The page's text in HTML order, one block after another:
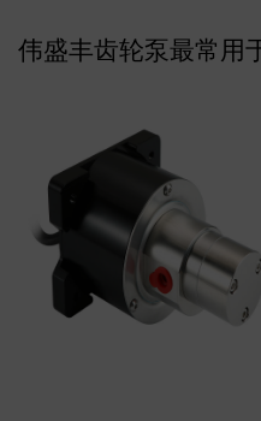
伟盛丰齿轮泵最常用